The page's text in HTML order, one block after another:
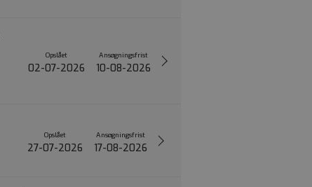
Opslået
02-07-2026
Ansøgningsfrist
10-08-2026
Opslået
27-07-2026
Ansøgningsfrist
17-08-2026